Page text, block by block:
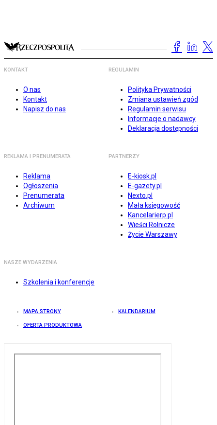
KONTAKT
O nas
Kontakt
Napisz do nas
REGULAMIN
Polityka Prywatności
Zmiana ustawień zgód
Regulamin serwisu
Informacje o nadawcy
Deklaracja dostępności
REKLAMA I PRENUMERATA
Reklama
Ogłoszenia
Prenumerata
Archiwum
PARTNERZY
E-kiosk.pl
E-gazety.pl
Nexto.pl
Mała księgowość
Kancelarierp.pl
Wieści Rolnicze
Życie Warszawy
NASZE WYDARZENIA
Szkolenia i konferencje
MAPA STRONY KALENDARIUM
OFERTA PRODUKTOWA